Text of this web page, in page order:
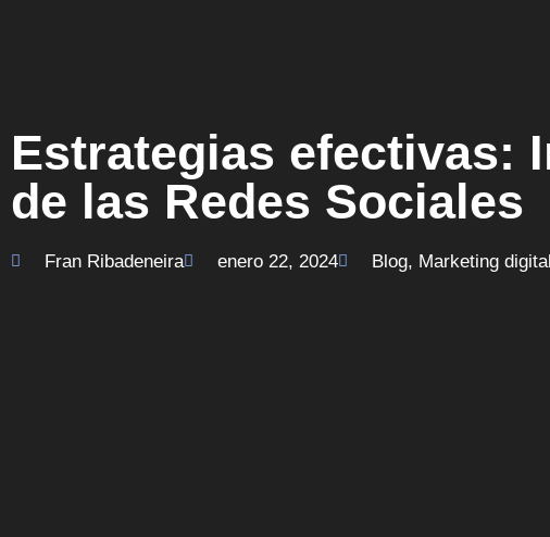
Estrategias efectivas:
de las Redes Sociales
Fran Ribadeneira enero 22, 2024 Blog, Marketing digital